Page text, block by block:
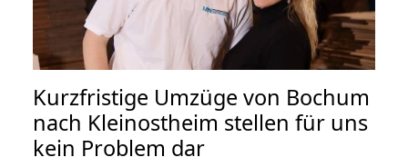
Kurzfristige Umzüge von Bochum
nach Kleinostheim stellen für uns
kein Problem dar